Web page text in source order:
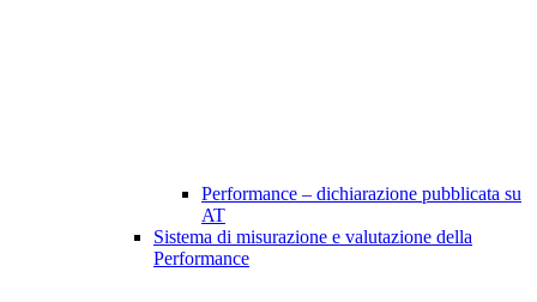
Performance – dichiarazione pubblicata su
AT
Sistema di misurazione e valutazione della
Performance